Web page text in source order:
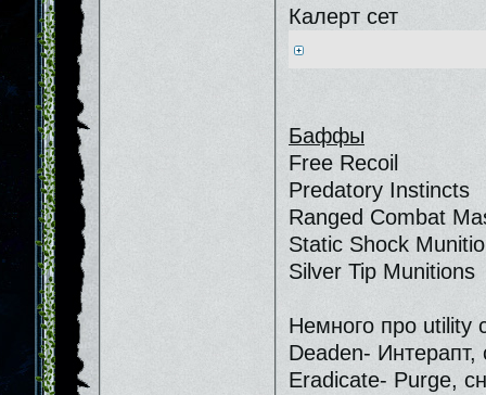
Калерт сет
Баффы
Free Recoil
Predatory Instincts
Ranged Combat
Static Shock
Silver Tip Munitions
Немного про utility
Deaden- Интерапт,
Eradicate- Purge,